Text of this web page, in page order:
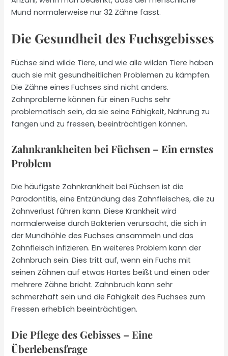
Mund normalerweise nur 32 Zähne fasst.
Die Gesundheit des Fuchsgebisses
Füchse sind wilde Tiere, und wie alle wilden Tiere haben
auch sie mit gesundheitlichen Problemen zu kämpfen.
Die Zähne eines Fuchses sind nicht anders.
Zahnprobleme können für einen Fuchs sehr
problematisch sein, da sie seine Fähigkeit, Nahrung zu
fangen und zu fressen, beeinträchtigen können.
Zahnkrankheiten bei Füchsen – Ein ernstes
Problem
Die häufigste Zahnkrankheit bei Füchsen ist die
Parodontitis, eine Entzündung des Zahnfleisches, die zu
Zahnverlust führen kann. Diese Krankheit wird
normalerweise durch Bakterien verursacht, die sich in
der Mundhöhle des Fuchses ansammeln und das
Zahnfleisch infizieren. Ein weiteres Problem kann der
Zahnbruch sein. Dies tritt auf, wenn ein Fuchs mit
seinen Zähnen auf etwas Hartes beißt und einen oder
mehrere Zähne bricht. Zahnbruch kann sehr
schmerzhaft sein und die Fähigkeit des Fuchses zum
Fressen erheblich beeinträchtigen.
Die Pflege des Gebisses – Eine
Überlebensfrage